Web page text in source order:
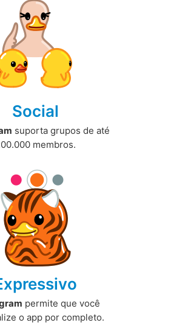
Social
suporta grupos de até
membros.
permite que você
o app por completo.